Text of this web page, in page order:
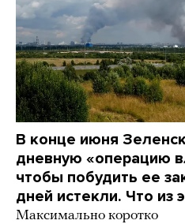
В конце июня
дневную «операцию
чтобы побудить ее
дней истекли. Что из
Максимально коротко